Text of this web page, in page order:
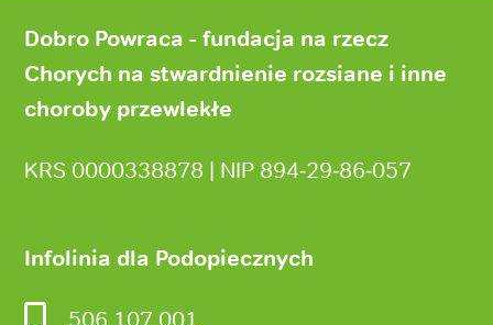
stronyDobro Powraca - fundacja na rzecz
Chorych na stwardnienie rozsiane i inne
choroby przewlekłe
KRS 0000338878 | NIP 894‑29‑86‑057
Infolinia dla Podopiecznych
506 107 001